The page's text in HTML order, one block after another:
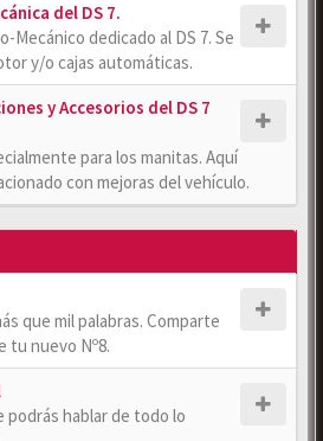
del DS 7.
Mecánico dedicado al DS 7. Se
y/o cajas automáticas.
y Accesorios del DS 7
para los manitas. Aquí
con mejoras del vehículo.
que mil palabras. Comparte
tu nuevo Nº8.
podrás hablar de todo lo